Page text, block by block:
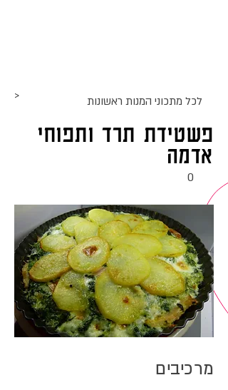
לכל מתכוני המנות ראשונות >
פשטידת תרד ותפוחי
אדמה
0
מרכיבים